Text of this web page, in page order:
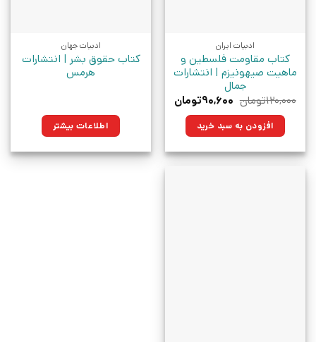
ادبیات ایران
کتاب مقاومت فلسطین و
ماهیت صیهونیزم | انتشارات
جمال
۱۲۰,۰۰۰تومان قیمت
۱۲۰,۰۰۰تومان
بود.
۹۰,۶۰۰تومانقیمت
فعلی:
افزودن به سبد خرید
ادبیات جهان
کتاب حقوق بشر | انتشارات
هرمس
اطلاعات بیشتر